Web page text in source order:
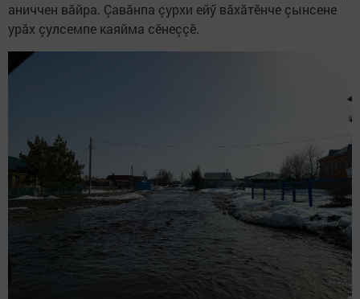
аниччен вăйра. Çавăнпа çурхи ейӳ вăхăтӗнче çынсене
урăх çулсемпе каяйма сӗнеççӗ.